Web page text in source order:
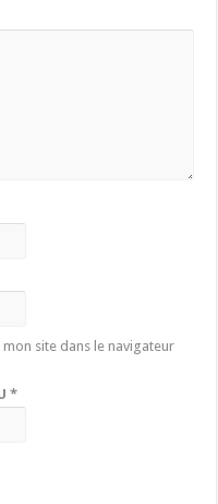
site dans le navigateur
*